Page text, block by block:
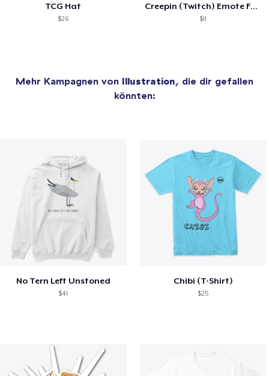
TCG Hat
$26
Creepin (Twitch) Emote Face Socks
$11
Mehr Kampagnen von Illustration, die dir gefallen
könnten:
No Tern Left Unstoned
$41
Chibi (T-Shirt)
$25